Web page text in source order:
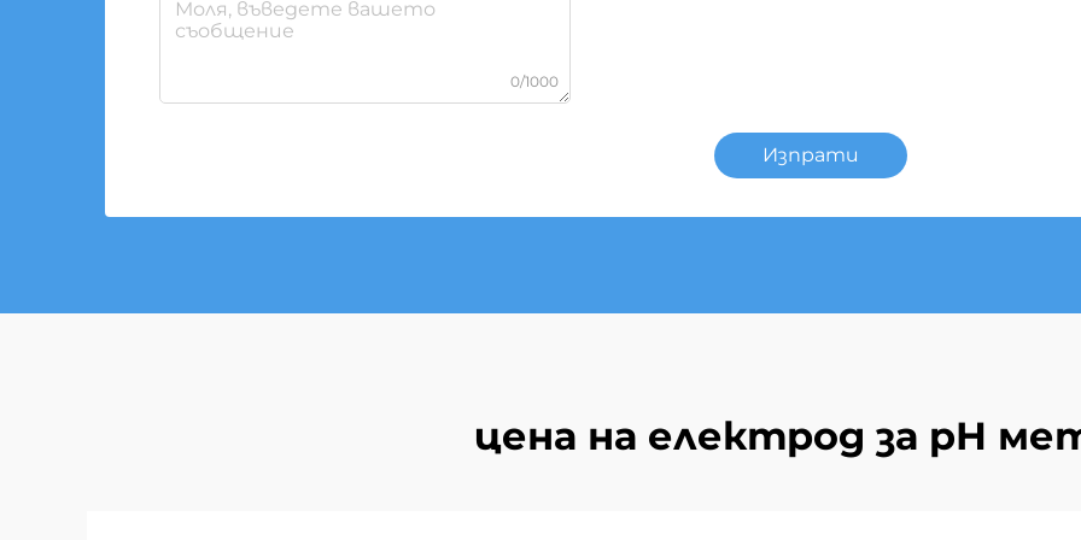
0/1000
Изпрати
цена на електрод за pH